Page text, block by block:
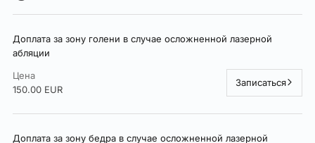
Доплата за зону голени в случае осложненной лазерной
абляции
Цена
150.00 EUR
Записаться
Доплата за зону бедра в случае осложненной лазерной